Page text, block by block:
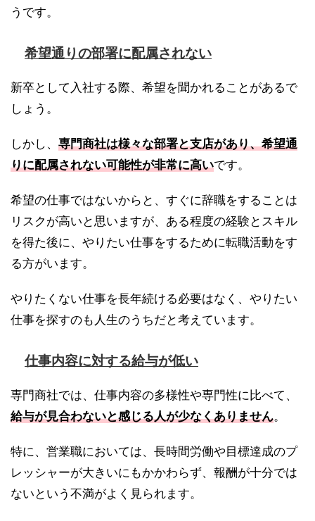
うです。
希望通りの部署に配属されない
新卒として入社する際、希望を聞かれることがあるで
しょう。
しかし、 専門商社は様々な部署と支店があり、希望通
りに配属されない可能性が非常に高いです。
希望の仕事ではないからと、すぐに辞職をすることは
リスクが高いと思いますが、ある程度の経験とスキル
を得た後に、やりたい仕事をするために転職活動をす
る方がいます。
やりたくない仕事を長年続ける必要はなく、やりたい
仕事を探すのも人生のうちだと考えています。
仕事内容に対する給与が低い
専門商社では、仕事内容の多様性や専門性に比べて、
給与が見合わないと感じる人が少なくありません。
特に、営業職においては、長時間労働や目標達成のプ
レッシャーが大きいにもかかわらず、報酬が十分では
ないという不満がよく見られます。